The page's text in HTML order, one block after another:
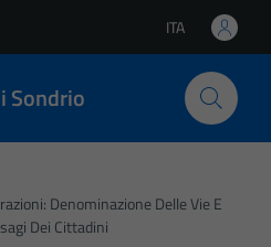
Lingua attiva:
ITA
Sondrio
Denominazione Delle Vie E
Dei Cittadini